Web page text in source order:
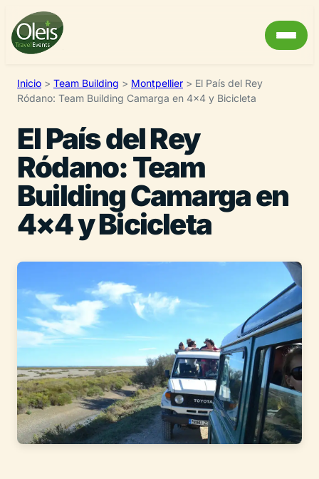
Inicio > Team Building > Montpellier > El País del Rey
Ródano: Team Building Camarga en 4×4 y Bicicleta
El País del Rey
Ródano: Team
Building Camarga en
4×4 y Bicicleta